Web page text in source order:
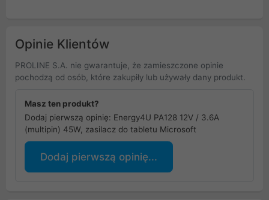
Opinie Klientów
PROLINE S.A. nie gwarantuje, że zamieszczone opinie
pochodzą od osób, które zakupiły lub używały dany produkt.
Masz ten produkt?
Dodaj pierwszą opinię: Energy4U PA128 12V / 3.6A
(multipin) 45W, zasilacz do tabletu Microsoft
Dodaj pierwszą opinię...